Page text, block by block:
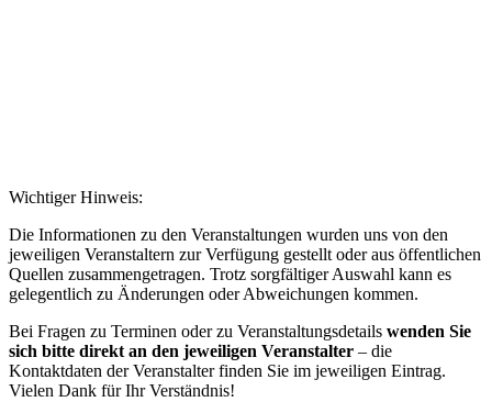
Wichtiger Hinweis:
Die Informationen zu den Veranstaltungen wurden uns von den
jeweiligen Veranstaltern zur Verfügung gestellt oder aus öffentlichen
Quellen zusammengetragen. Trotz sorgfältiger Auswahl kann es
gelegentlich zu Änderungen oder Abweichungen kommen.
Bei Fragen zu Terminen oder zu Veranstaltungsdetails wenden Sie
sich bitte direkt an den jeweiligen Veranstalter – die
Kontaktdaten der Veranstalter finden Sie im jeweiligen Eintrag.
Vielen Dank für Ihr Verständnis!